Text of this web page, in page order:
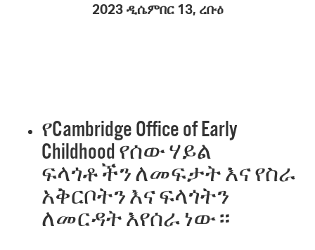
2023 ዲሴምበር 13, ረቡዕ
የCambridge Office of Early
Childhood የሰው ሃይል
ፍላጎቶችን ለመፍታት እና የስራ
አቅርቦትን እና ፍላጎትን
ለመርዳት እየሰራ ነው።